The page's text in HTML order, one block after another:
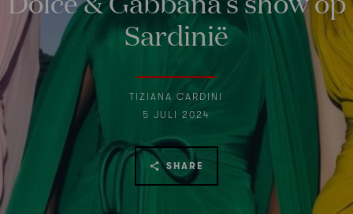
Sardinië
TIZIANA CARDINI
5 JULI 2024
SHARE